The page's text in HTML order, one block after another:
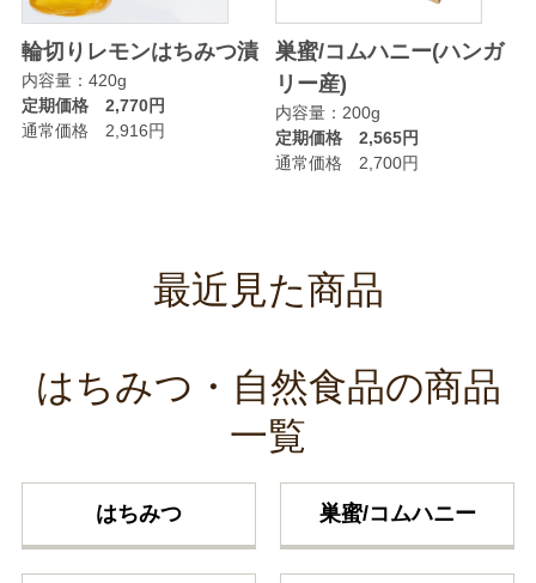
輪切りレモンはちみつ漬
内容量：420g
定期価格 2,770円
通常価格 2,916円
巣蜜/コムハニー(ハンガ
リー産)
内容量：200g
定期価格 2,565円
通常価格 2,700円
最近見た商品
はちみつ・自然食品の商品
一覧
はちみつ 巣蜜/コムハニー